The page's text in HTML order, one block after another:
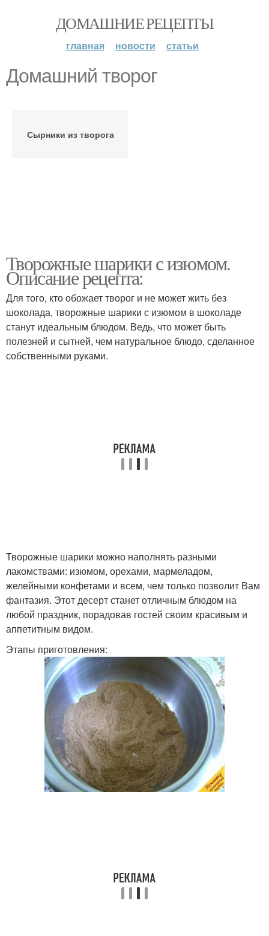
ДОМАШНИЕ РЕЦЕПТЫ
главная новости статьи
Домашний творог
Сырники из творога
Творожные шарики с изюмом.
Описание рецепта:
Для того, кто обожает творог и не может жить без
шоколада, творожные шарики с изюмом в шоколаде
станут идеальным блюдом. Ведь, что может быть
полезней и сытней, чем натуральное блюдо, сделанное
собственными руками.
Творожные шарики можно наполнять разными
лакомствами: изюмом, орехами, мармеладом,
желейными конфетами и всем, чем только позволит Вам
фантазия. Этот десерт станет отличным блюдом на
любой праздник, порадовав гостей своим красивым и
аппетитным видом.
Этапы приготовления: